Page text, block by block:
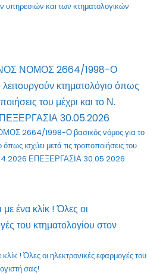
υπηρεσιών και των κτηματολογικών
2664/1998-Ο βασικός νόμος για το
ισχύει μετά τις τροποποιήσεις του
ΕΠΕΞΕΡΓΑΣΙΑ 30.05.2026
! Όλες οι ηλεκτρονικές εφαρμογές του
σας!